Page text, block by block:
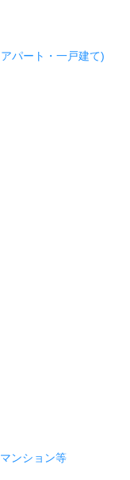
パート・一戸建て)
ンション等